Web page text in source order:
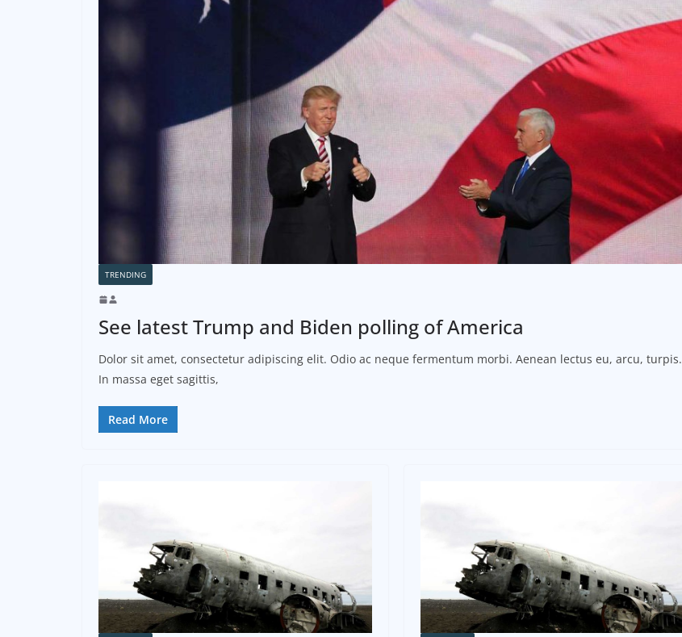
TRENDING
See latest Trump and Biden polling of America
Dolor sit amet, consectetur adipiscing elit. Odio ac neque fermentum morbi. Aenean lectus eu, arcu, turpis.
In massa eget sagittis,
Read More